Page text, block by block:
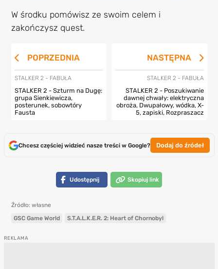
W środku pomówisz ze swoim celem i
zakończysz quest.
POPRZEDNIA
STALKER 2 - FABUŁA
STALKER 2 - Szturm na Dugę:
grupa Sienkiewicza,
posterunek, sobowtóry
Fausta
NASTĘPNA
STALKER 2 - FABUŁA
STALKER 2 - Poszukiwanie
dawnej chwały: elektryczna
obroża, Dwupałowy, wódka, X-
5, zapiski, Rozpraszacz
Chcesz częściej widzieć nasze treści w Google? Dodaj do źródeł
Udostępnij Skopiuj link
Źródło: własne
GSC Game World
S.T.A.L.K.E.R. 2: Heart of Chornobyl